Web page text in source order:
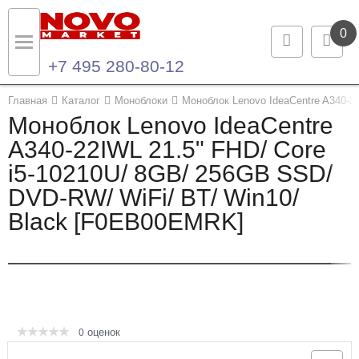
0
+7 495 280-80-12
Главная Каталог Моноблоки Моноблок Lenovo IdeaCentre A340-
Моноблок Lenovo IdeaCentre
A340-22IWL 21.5" FHD/ Core
i5-10210U/ 8GB/ 256GB SSD/
DVD-RW/ WiFi/ BT/ Win10/
Black [F0EB00EMRK]
0 оценок
Назад
Каталог продукции
Ноутбуки и ультрабуки
Компьютеры
Назад
Контакты
Контактная информация